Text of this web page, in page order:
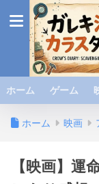
ホーム ゲーム
ホーム 映画
【映画】運